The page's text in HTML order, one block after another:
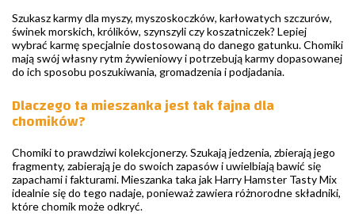
Szukasz karmy dla myszy, myszoskoczków, karłowatych szczurów,
świnek morskich, królików, szynszyli czy koszatniczek? Lepiej
wybrać karmę specjalnie dostosowaną do danego gatunku. Chomiki
mają swój własny rytm żywieniowy i potrzebują karmy dopasowanej
do ich sposobu poszukiwania, gromadzenia i podjadania.
Dlaczego ta mieszanka jest tak fajna dla
chomików?
Chomiki to prawdziwi kolekcjonerzy. Szukają jedzenia, zbierają jego
fragmenty, zabierają je do swoich zapasów i uwielbiają bawić się
zapachami i fakturami. Mieszanka taka jak Harry Hamster Tasty Mix
idealnie się do tego nadaje, ponieważ zawiera różnorodne składniki,
które chomik może odkryć.